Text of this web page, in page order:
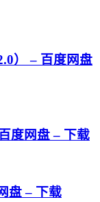
） – 百度网盘
度网盘 – 下载
盘 – 下载